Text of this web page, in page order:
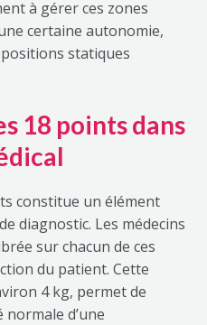
à gérer ces zones
certaine autonomie,
statiques
18 points dans
constitue un élément
diagnostic. Les médecins
sur chacun de ces
du patient. Cette
4 kg, permet de
d’une